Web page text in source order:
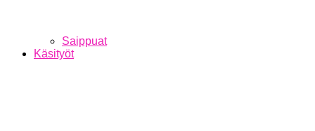
Saippuat
Käsityöt